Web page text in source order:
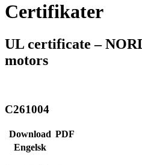
Certifikater
UL certificate –
motors
C261004
Download PDF
Engelsk